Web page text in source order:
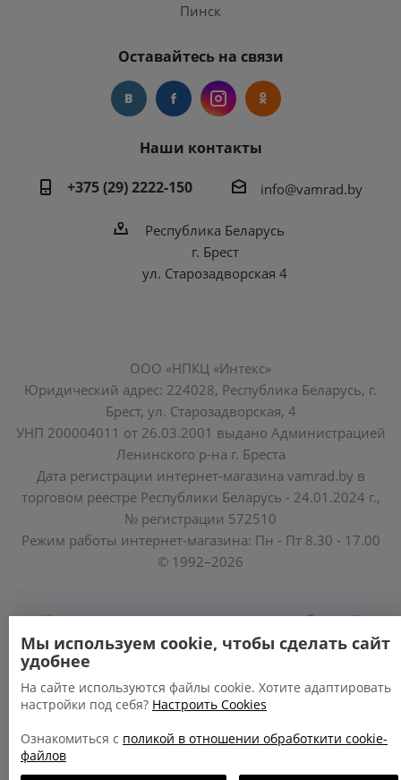
Пинск
Оставайтесь на связи
Наши контакты
+375 (29) 2222-150
info@vamrad.by
Республика Беларусь
г. Брест
ул. Старозадворская 4
ООО «НПКЦ «Интекс»
Юридический адрес: 224028, Республика Беларусь, г.
Брест, ул. Старозадворская, 4
УНП 200004011 от 26.03.2001 выдано Администрацией
Ленинского р-на г. Бреста
Дата регистрации интернет-магазина vamrad.by в
торговом реестре Республики Беларусь - 24.01.2024 г.,
№ регистрации 572510
Режим работы интернет-магазина: Пн - Пт 8.30 - 17.00
© 1992–2026
Уполномоченные по защите прав потребителей
облисполкомов, Минского горисполкома:
https://www.mart.gov.by/activity/zashchita-prav-
potrebiteley/
БРЕСТСКАЯ ОБЛАСТЬ тел. (80162) 26 97 69;
Мы используем cookie, чтобы сделать сайт
удобнее
На сайте используются файлы cookie. Хотите адаптировать
настройки под себя? Настроить Cookies
Ознакомиться с поликой в отношении обработкити cookie-
файлов